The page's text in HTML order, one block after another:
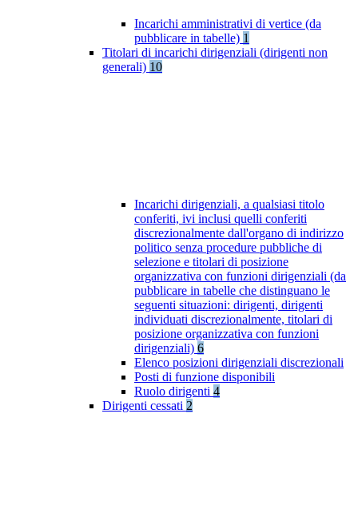
Incarichi amministrativi di vertice (da
pubblicare in tabelle) 1
Titolari di incarichi dirigenziali (dirigenti non
generali) 10
Incarichi dirigenziali, a qualsiasi titolo
conferiti, ivi inclusi quelli conferiti
discrezionalmente dall'organo di indirizzo
politico senza procedure pubbliche di
selezione e titolari di posizione
organizzativa con funzioni dirigenziali (da
pubblicare in tabelle che distinguano le
seguenti situazioni: dirigenti, dirigenti
individuati discrezionalmente, titolari di
posizione organizzativa con funzioni
dirigenziali) 6
Elenco posizioni dirigenziali discrezionali
Posti di funzione disponibili
Ruolo dirigenti 4
Dirigenti cessati 2